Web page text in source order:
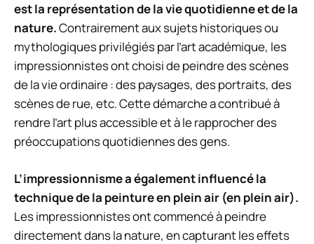
est la représentation de la vie quotidienne et de la
nature.Contrairement aux sujets historiques ou
mythologiques privilégiés par l’art académique, les
impressionnistes ont choisi de peindre des scènes
de la vie ordinaire : des paysages, des portraits, des
scènes de rue, etc. Cette démarche a contribué à
rendre l’art plus accessible et à le rapprocher des
préoccupations quotidiennes des gens.
L’impressionnisme a également influencé la
technique de la peinture en plein air (en plein air).
Les impressionnistes ont commencé à peindre
directement dans la nature, en capturant les effets